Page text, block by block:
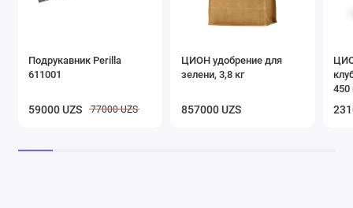
Подрукавник Perilla
611001
59000 UZS 77000 UZS
ЦИОН удобрение для
зелени, 3,8 кг
857000 UZS
450